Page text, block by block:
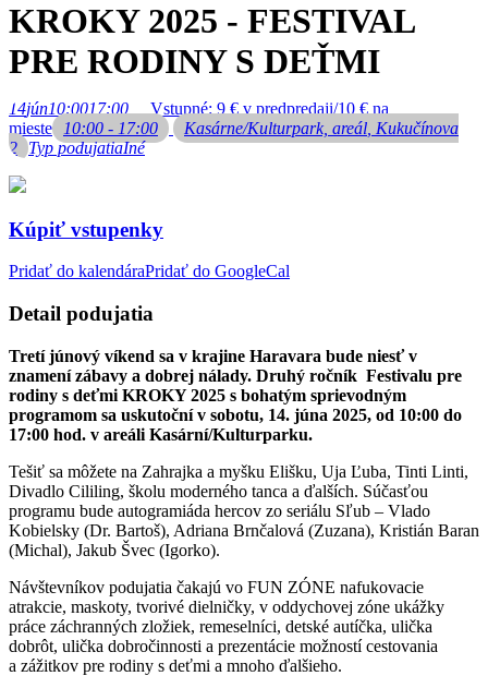
KROKY 2025 - FESTIVAL
PRE RODINY S DEŤMI
14jún10:0017:00
Vstupné: 9 € v predpredaji/10 € na
mieste
10:00 - 17:00 Kasárne/Kulturpark, areál , Kukučínova
2
Typ podujatiaIné
Kúpiť vstupenky
Pridať do kalendáraPridať do GoogleCal
Detail podujatia
Tretí júnový víkend sa v krajine Haravara bude niesť v
znamení zábavy a dobrej nálady. Druhý ročník Festivalu pre
rodiny s deťmi KROKY 2025 s bohatým sprievodným
programom sa uskutoční v sobotu, 14. júna 2025, od 10:00 do
17:00 hod. v areáli Kasární/Kulturparku.
Tešiť sa môžete na Zahrajka a myšku Elišku, Uja Ľuba, Tinti Linti,
Divadlo Cililing, školu moderného tanca a ďalších. Súčasťou
programu bude autogramiáda hercov zo seriálu Sľub – Vlado
Kobielsky (Dr. Bartoš), Adriana Brnčalová (Zuzana), Kristián Baran
(Michal), Jakub Švec (Igorko).
Návštevníkov podujatia čakajú vo FUN ZÓNE nafukovacie
atrakcie, maskoty, tvorivé dielničky, v oddychovej zóne ukážky
práce záchranných zložiek, remeselníci, detské autíčka, ulička
dobrôt, ulička dobročinnosti a prezentácie možností cestovania
a zážitkov pre rodiny s deťmi a mnoho ďalšieho.